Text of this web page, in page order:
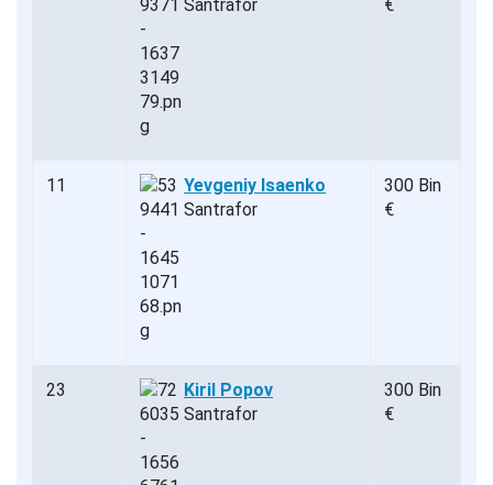
Santrafor €
11
Yevgeniy Isaenko
Santrafor
300 Bin
€
23
Kiril Popov
Santrafor
300 Bin
€